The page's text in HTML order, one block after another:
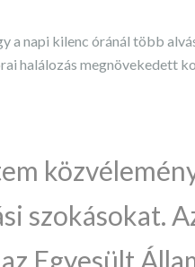
a napi kilenc óránál több
halálozás megnövekedett
szokásokat.
Egyesült